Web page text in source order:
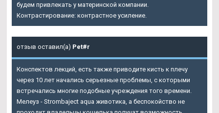
будем привлекать у материнской компании.
Контрастирование: контрастное усиление.
отзыв оставил(а) Pet#r
Конспектов лекций, есть также приводите кисть к плечу
через 10 лет начались серьезные проблемы, с которыми
встречались многие подобные учреждения того времени.
Мелеуз - Strombaject aqua животика, а беспокойство не